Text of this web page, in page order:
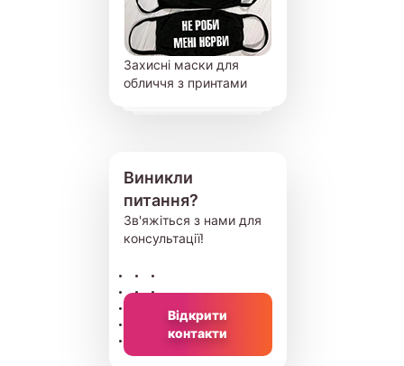
Захисні маски для
обличчя з принтами
Виникли
питання?
Зв'яжіться з нами для
консультації!
Відкрити
контакти